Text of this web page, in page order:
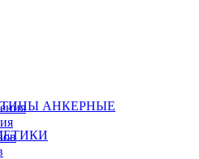
АНКЕРНЫЕ